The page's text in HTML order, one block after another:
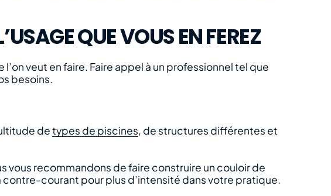
QUE VOUS EN FEREZ
veut en faire. Faire appel à un professionnel tel que
besoins.
detypes de piscines, de structures différentes et
vous recommandons de faire construire un couloir de
courant pour plus d’intensité dans votre pratique.